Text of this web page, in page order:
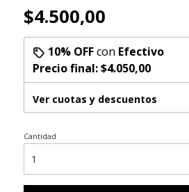
$4.500,00
10% OFFcon Efectivo
Precio final:$4.050,00
Ver cuotas y descuentos
Cantidad